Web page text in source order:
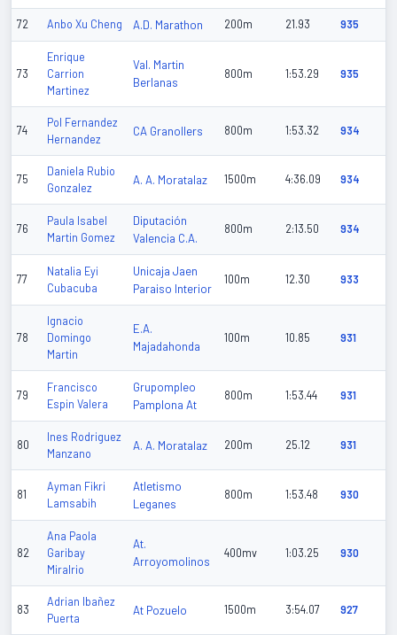
72 Anbo Xu Cheng A.D. Marathon 200m 21.93 935
73
Enrique
Carrion
Martinez
Val. Martin
Berlanas
800m 1:53.29 935
74
Pol Fernandez
Hernandez
CA Granollers 800m 1:53.32 934
75
Daniela Rubio
Gonzalez
A. A. Moratalaz 1500m 4:36.09 934
76
Paula Isabel
Martin Gomez
Diputación
Valencia C.A.
800m 2:13.50 934
77
Natalia Eyi
Cubacuba
Unicaja Jaen
Paraiso Interior
100m 12.30 933
78
Ignacio
Domingo
Martin
E.A.
Majadahonda
100m 10.85 931
79
Francisco
Espin Valera
Grupompleo
Pamplona At
800m 1:53.44 931
80
Ines Rodriguez
Manzano
A. A. Moratalaz 200m 25.12 931
81
Ayman Fikri
Lamsabih
Atletismo
Leganes
800m 1:53.48 930
82
Ana Paola
Garibay
Miralrio
At.
Arroyomolinos
400mv 1:03.25 930
83
Adrian Ibañez
Puerta
At Pozuelo 1500m 3:54.07 927